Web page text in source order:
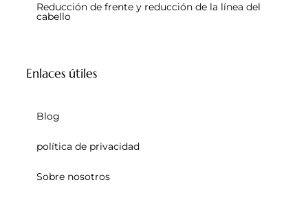
Reducción de frente y reducción de la línea del
cabello
Enlaces útiles
Blog
política de privacidad
Sobre nosotros